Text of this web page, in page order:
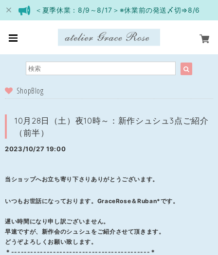
＜夏季休業：8/9～8/17＞※休業前の発送〆切⇒8/6
ShopBlog
10月28日（土）夜10時～：新作シュシュ3点ご紹介
（前半）
2023/10/27 19:00
当ショップへお立ち寄り下さりありがとうございます。
いつもお世話になっております。GraceRose＆Ruban*です。
遅い時間になり申し訳ございません。
早速ですが、新作会のシュシュをご紹介させて頂きます。
どうぞよろしくお願い致します。
＊-------------------------------------------＊